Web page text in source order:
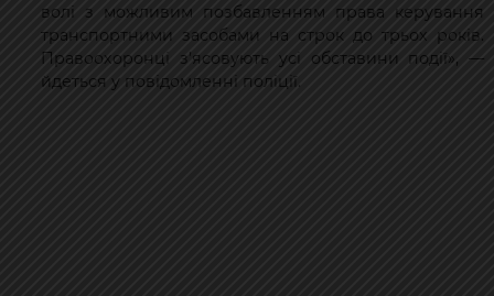
волі з можливим позбавленням права керування
транспортними засобами на строк до трьох років.
Правоохоронці з’ясовують усі обставини події», —
йдеться у повідомленні поліції.